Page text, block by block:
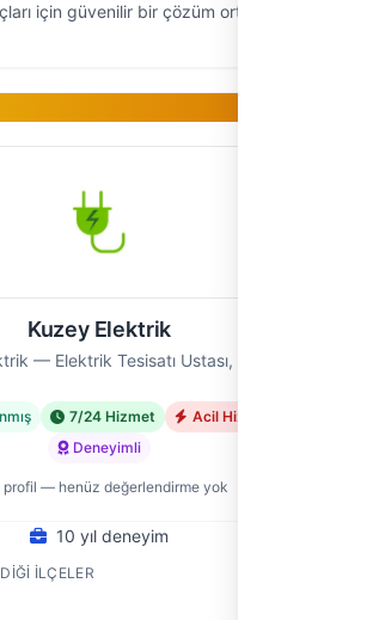
için güvenilir bir çözüm ortağıyız.
Kuzey Elektrik
— Elektrik Tesisatı Ustası, Bursa
7/24 Hizmet
Acil Hizmet
Deneyimli
profil — henüz değerlendirme yok
10 yıl deneyim
İLÇELER